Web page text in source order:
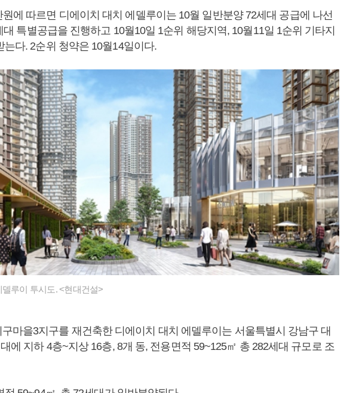
에 따르면 디에이치 대치 에델루이는 10월 일반분양 72세대 공급에 나선
대 특별공급을 진행하고 10월10일 1순위 해당지역, 10월11일 1순위 기타지
는다. 2순위 청약은 10월14일이다.
루이 투시도. <현대건설>
마을3지구를 재건축한 디에이치 대치 에델루이는 서울특별시 강남구 대
에 지하 4층~지상 16층, 8개 동, 전용면적 59~125㎡ 총 282세대 규모로 조